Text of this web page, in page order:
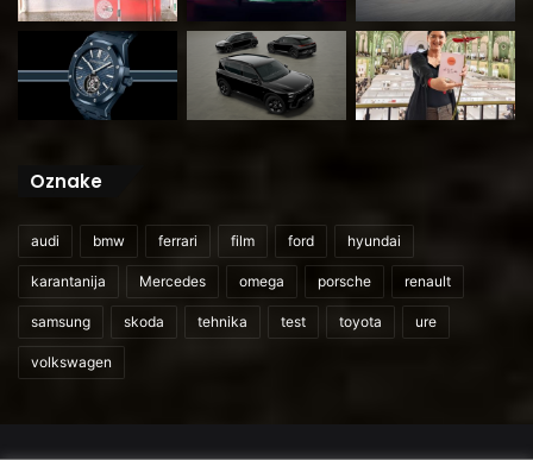
Oznake
audi bmw ferrari film ford hyundai
karantanija Mercedes omega porsche renault
samsung skoda tehnika test toyota ure
volkswagen